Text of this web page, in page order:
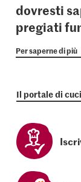
dovresti
pregiati
Per saperne di più
Il portale di